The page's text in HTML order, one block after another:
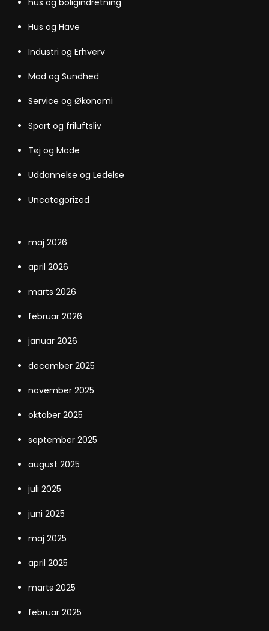
Hus og Have
Industri og Erhverv
Mad og Sundhed
Service og Økonomi
Sport og friluftsliv
Tøj og Mode
Uddannelse og Ledelse
Uncategorized
maj 2026
april 2026
marts 2026
februar 2026
januar 2026
december 2025
november 2025
oktober 2025
september 2025
august 2025
juli 2025
juni 2025
maj 2025
april 2025
marts 2025
februar 2025